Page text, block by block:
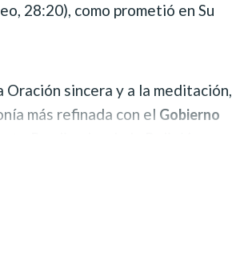
28:20), como prometió en Su
sincera y a la meditación,
más refinada con el Gobierno
Predicador de la Religión